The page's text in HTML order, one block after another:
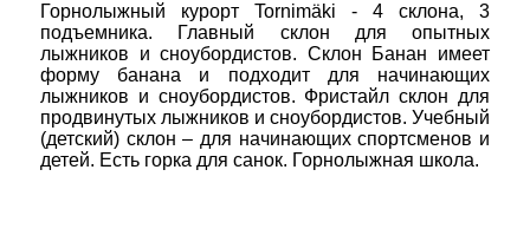
Горнолыжный курорт Tornimäki - 4 склона, 3
подъемника. Главный склон для опытных
лыжников и сноубордистов. Склон Банан имеет
форму банана и подходит для начинающих
лыжников и сноубордистов. Фристайл склон для
продвинутых лыжников и сноубордистов. Учебный
(детский) склон – для начинающих спортсменов и
детей. Есть горка для санок. Горнолыжная школа.